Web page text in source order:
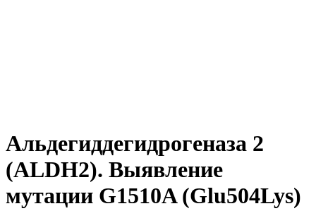
Альдегиддегидрогеназа 2
(ALDH2). Выявление
мутации G1510A (Glu504Lys)